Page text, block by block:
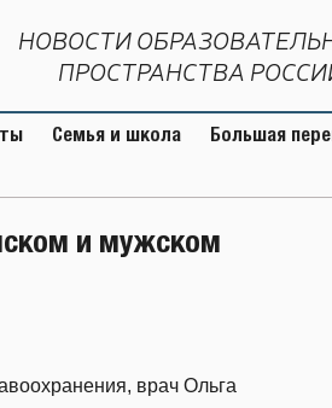
НОВОСТИ
ПРОСТРАНСТВА
Семья и школа Большая
и мужском
врач Ольга